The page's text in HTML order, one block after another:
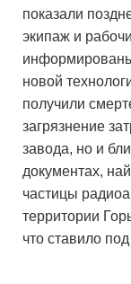
показали
экипаж и
новой
получили
загрязнение
завода, но и
документах,
частицы
территории
что ставило